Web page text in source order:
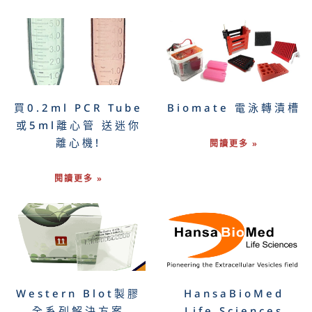
買0.2ml PCR Tube
或5ml離心管 送迷你
離心機!
閱讀更多 »
Biomate 電泳轉漬槽
閱讀更多 »
Western Blot製膠
HansaBioMed